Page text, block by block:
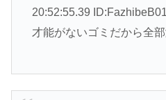
20:52:55.39
才能がないゴミだから全